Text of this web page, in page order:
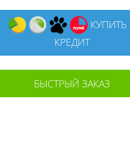
КУПИТЬ В
КРЕДИТ
БЫСТРЫЙ ЗАКАЗ